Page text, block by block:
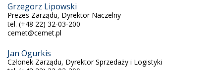
Grzegorz Lipowski
Prezes Zarządu, Dyrektor Naczelny
tel. (+48 22) 32-03-200
cemet@cemet.pl
Jan Ogurkis
Członek Zarządu, Dyrektor Sprzedaży i Logistyki